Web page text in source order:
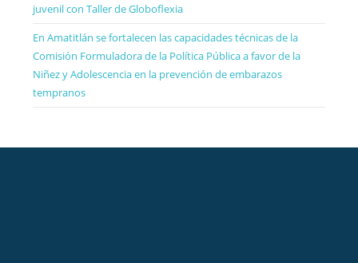
juvenil con Taller de Globoflexia
En Amatitlán se fortalecen las capacidades técnicas de la
Comisión Formuladora de la Política Pública a favor de la
Niñez y Adolescencia en la prevención de embarazos
tempranos